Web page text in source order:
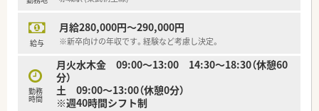
給与
月給280,000円～290,000円
※新卒向けの年収です。経験など考慮し決定。
勤務
時間
月火水木金 09:00～13:00 14:30～18:30（休憩60
分）
土 09:00～13:00（休憩0分）
※週40時間シフト制